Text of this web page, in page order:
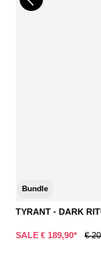
Bundle
TYRANT - DARK
SALE € 189,90* €